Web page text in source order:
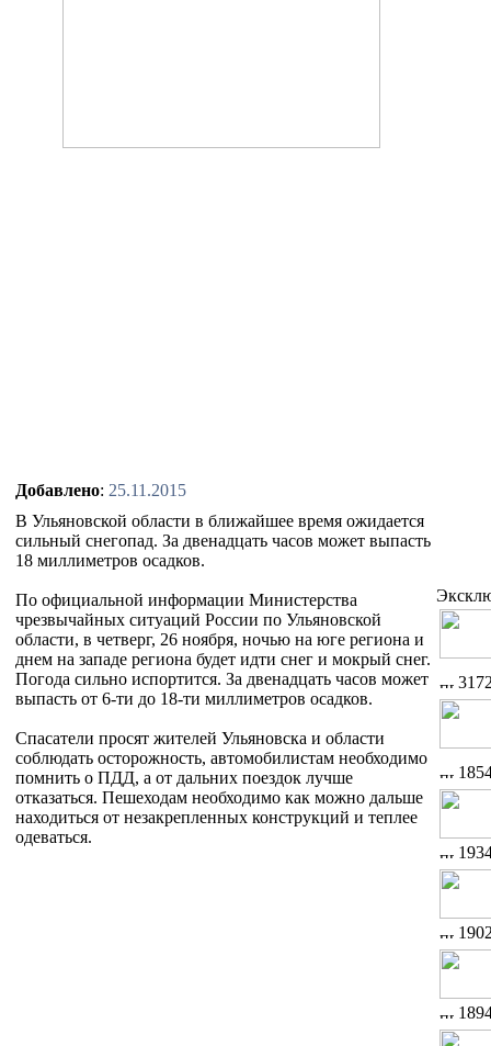
Добавлено: 25.11.2015
В Ульяновской области в ближайшее время ожидается
сильный снегопад. За двенадцать часов может выпасть
18 миллиметров осадков.
По официальной информации Министерства
чрезвычайных ситуаций России по Ульяновской
области, в четверг, 26 ноября, ночью на юге региона и
днем на западе региона будет идти снег и мокрый снег.
Погода сильно испортится. За двенадцать часов может
выпасть от 6-ти до 18-ти миллиметров осадков.
Спасатели просят жителей Ульяновска и области
соблюдать осторожность, автомобилистам необходимо
помнить о ПДД, а от дальних поездок лучше
отказаться. Пешеходам необходимо как можно дальше
находиться от незакрепленных конструкций и теплее
одеваться.